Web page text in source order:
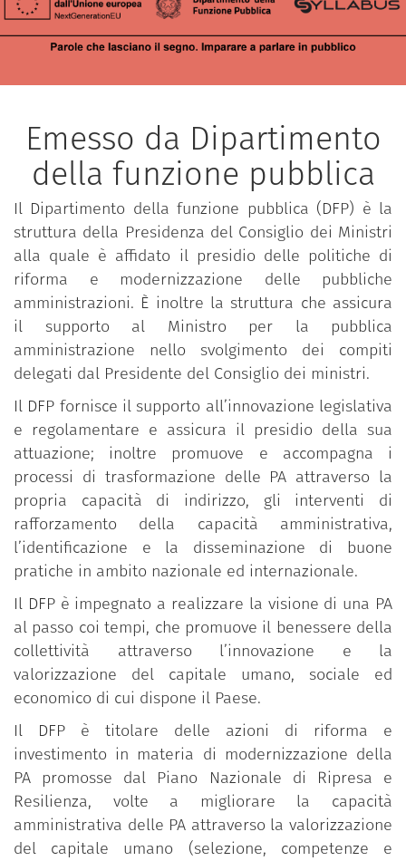
necessarie ad abilitare e guidare i processi di
innovazione e transizione.
dell’Amministrazione (SNA) ed è realizzato da
Nicola Bonaccini, giornalista e Responsabile
scientifico dell’area didattica della comunicazione
Emesso da Dipartimento
della funzione pubblica
Il Dipartimento della funzione pubblica (DFP) è la
struttura della Presidenza del Consiglio dei Ministri
alla quale è affidato il presidio delle politiche di
riforma e modernizzazione delle pubbliche
amministrazioni. È inoltre la struttura che assicura
il supporto al Ministro per la pubblica
amministrazione nello svolgimento dei compiti
delegati dal Presidente del Consiglio dei ministri.
Il DFP fornisce il supporto all’innovazione legislativa
e regolamentare e assicura il presidio della sua
attuazione; inoltre promuove e accompagna i
processi di trasformazione delle PA attraverso la
propria capacità di indirizzo, gli interventi di
rafforzamento della capacità amministrativa,
l’identificazione e la disseminazione di buone
pratiche in ambito nazionale ed internazionale.
Il DFP è impegnato a realizzare la visione di una PA
al passo coi tempi, che promuove il benessere della
collettività attraverso l’innovazione e la
valorizzazione del capitale umano, sociale ed
economico di cui dispone il Paese.
Il DFP è titolare delle azioni di riforma e
investimento in materia di modernizzazione della
PA promosse dal Piano Nazionale di Ripresa e
Resilienza, volte a migliorare la capacità
amministrativa delle PA attraverso la valorizzazione
del capitale umano (selezione, competenze e